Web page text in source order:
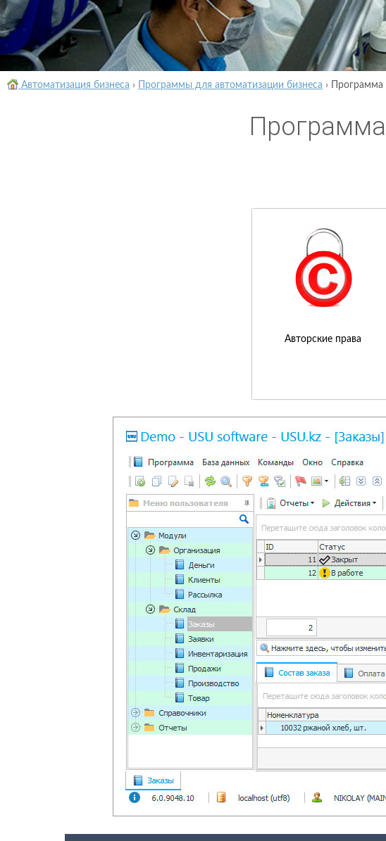
Автоматизация бизнеса › Программы для автоматизации бизнеса ›
Авторские права